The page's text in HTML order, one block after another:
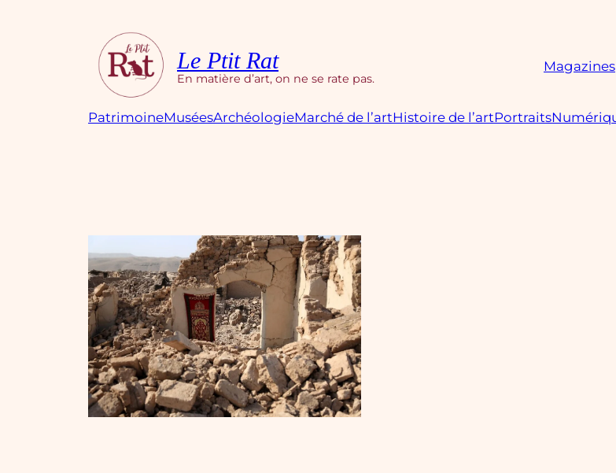
Le Ptit Rat
En matière d’art, on ne se rate pas.
Magazines
PatrimoineMuséesArchéologieMarché de l’artHistoire de l’artPortraits